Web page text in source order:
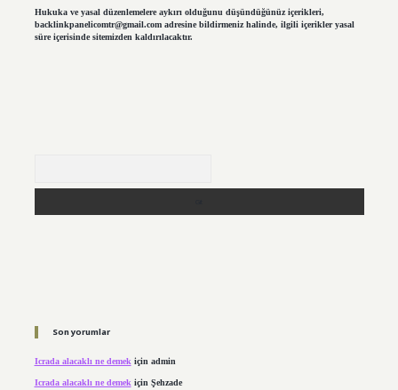
Hukuka ve yasal düzenlemelere aykırı olduğunu düşündüğünüz içerikleri,
backlinkpanelicomtr@gmail.comadresine bildirmeniz halinde, ilgili içerikler yasal
süre içerisinde sitemizden kaldırılacaktır.
Son yorumlar
Icrada alacaklı ne demek için admin
Icrada alacaklı ne demek için Şehzade